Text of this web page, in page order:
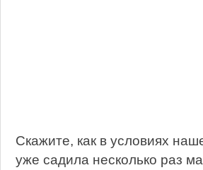
Скажите, как в условиях
уже садила несколько раз